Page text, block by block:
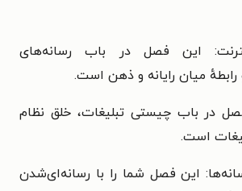
رسانه‌های
رابطهٔ میان رایانه و ذهن است.
خلق نظام
است.
رسانه‌ای‌شدن